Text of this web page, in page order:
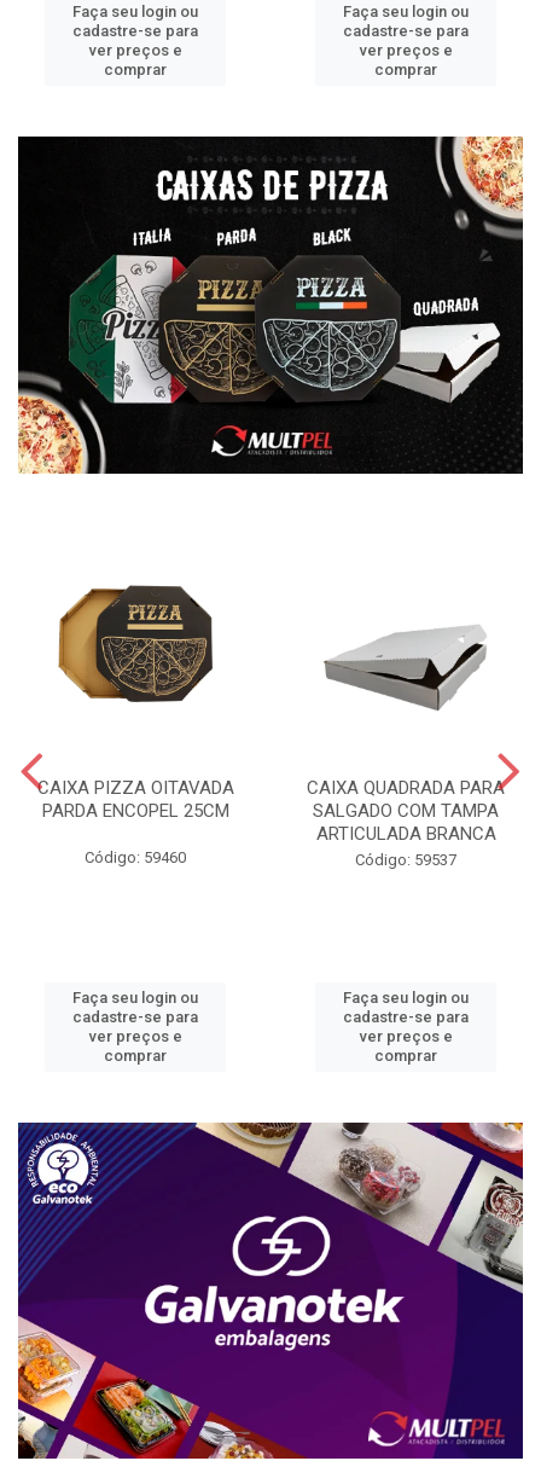
Faça seu login ou
cadastre-se para
ver preços e
comprar
Faça seu login ou
cadastre-se para
ver preços e
comprar
CAIXA PIZZA OITAVADA
PARDA ENCOPEL 25CM
Código: 59460
Faça seu login ou
cadastre-se para
ver preços e
comprar
CAIXA QUADRADA PARA
SALGADO COM TAMPA
ARTICULADA BRANCA
Código: 59537
Faça seu login ou
cadastre-se para
ver preços e
comprar